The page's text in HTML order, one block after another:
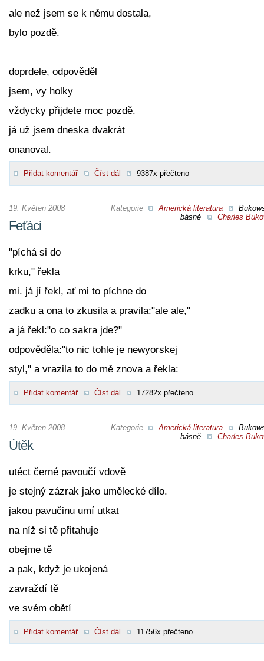
ale než jsem se k němu dostala,
bylo pozdě.
doprdele, odpověděl
jsem, vy holky
vždycky přijdete moc pozdě.
já už jsem dneska dvakrát
onanoval.
Přidat komentář Číst dál 9387x přečteno
Kategorie Americká literatura
básně
Charles
19. Květen 2008
Feťáci
"píchá si do
krku," řekla
mi. já jí řekl, ať mi to píchne do
zadku a ona to zkusila a pravila:"ale ale,"
a já řekl:"o co sakra jde?"
odpověděla:"to nic tohle je newyorskej
styl," a vrazila to do mě znova a řekla:
Přidat komentář Číst dál 17282x přečteno
Kategorie Americká literatura
básně
Charles
19. Květen 2008
Útěk
utéct černé pavoučí vdově
je stejný zázrak jako umělecké dílo.
jakou pavučinu umí utkat
na níž si tě přitahuje
obejme tě
a pak, když je ukojená
zavraždí tě
ve svém obětí
Přidat komentář Číst dál 11756x přečteno